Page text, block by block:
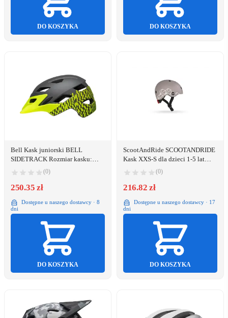
DO KOSZYKA DO KOSZYKA
Bell Kask juniorski BELL
SIDETRACK Rozmiar kasku:
Uniwersalny(50-57 cm), Wybierz
kolor: Wavy Checks Matte Retina
Sear
(0)
250.35 zł
Dostępne u naszego dostawcy · 8
dni
DO KOSZYKA
ScootAndRide SCOOTANDRIDE
Kask XXS-S dla dzieci 1-5 lat
Brown Lines jeden rozmiar
(0)
216.82 zł
Dostępne u naszego dostawcy · 17
dni
DO KOSZYKA